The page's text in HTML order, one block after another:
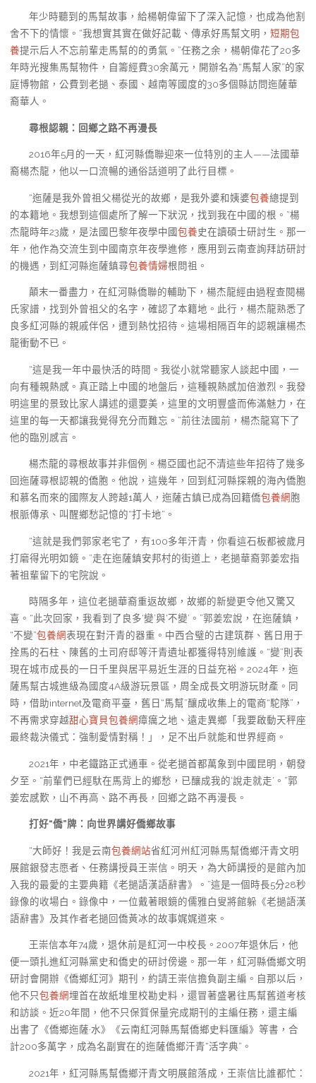
年少時聽到的馬幫故事，給楊朝偉留下了深入記憶，也成為他割
舍不下的情懷。“我想實其實在做好記載、傳承好馬幫文明， 短期包
養提示后人不忘前輩走馬幫的的勇氣。”任務之余，楊朝偉花了20多
年時光搜集馬幫物件，自籌經費30余萬元，開辦名為“馬幫人家”的家
庭博物館，公費到老撾、泰國、越南等國度的30多個縣訪問迤薩華
裔華人。
尋根認親： 回鄉之路不再漫長
2016年5月的一天，紅河縣僑聯迎來一位特別的主人——法國華
裔楊杰龍，他以一口流暢的通俗話道明了此行目標。
“迤薩是我外曾祖父楊從光的故鄉，是我外婆和姨婆包養總提到
的本籍地。我想到這個處所了解一下狀況，找到我在中國的根。”楊
杰龍時年23歲，是法國巴黎年夜學中國包養史在讀碩士研討生。那一
年，他作為交流生到中國南京年夜學進修，應用到云南查詢拜訪研討
的機遇，到紅河縣迤薩鎮尋包養情婦根問祖。
顛末一番盡力，在紅河縣僑聯的輔助下，楊杰龍經由過程查閱楊
氏家譜，找到外曾祖父的名字，確認了本籍地。此行，楊杰龍熟悉了
良多紅河縣的親戚伴侶，遭到熱忱招待。這場相隔百年的認親讓楊杰
龍衝動不已。
“這是我一年中最快活的時間。我從小就常聽家人談起中國，一
向有種親熱感。真正踏上中國的地盤后，這種親熱感加倍激烈。我發
明這里的景致比家人講述的還要美，這里的文明豐盛而佈滿魅力，在
這里的每一天都讓我覺得充分而難忘。”前往法國前，楊杰龍寫下了
他的臨別感言。
楊杰龍的尋根故事并非個例。楊亞國也記不清這些年招待了幾多
回迤薩尋根認親的僑胞。他說，這幾年，回到紅河縣探親的海內僑胞
和慕名而來的國際友人跨越1萬人，迤薩古鎮已成為回籍僑包養網胞
根脈傳承、叫醒鄉愁記憶的“打卡地”。
“這就是我們郭家老宅了，有100多年汗青，你看這石板都被歲月
打磨得光明如鏡。”走在迤薩鎮安邦村的街道上，老撾華裔郭姜宏指
著祖輩留下的宅院說。
時隔多年，這位老撾華裔重返故鄉，故鄉的新變更令他又驚又
喜。“此次回家，我看到了良多‘變’與‘不變’。”郭姜宏說，在迤薩鎮，
“不變”包養網表現在對汗青的器重。中西合璧的古建筑群、舊日用于
拴馬的石柱、陳舊的土司府邸等汗青遺址都獲得特別維護。“變”則表
現在城市成長的一日千里與居平易近生涯的日益充裕。2024年，迤
薩馬幫古城進級為國度4A級游玩景區，周全成長文明游玩財產。同
時，借助internet及電商平臺，舊日“馬幫”釀成收集上的電商“駝隊”，
不再需求穿越甜心寶貝包養網瘴癘之地、遠走異鄉「我要啟動天秤座
最終裁決儀式：強制愛情對稱！」，足不出戶就能和世界經商。
2021年，中老鐵路正式通車。從老撾首都萬象到中國昆明，朝發
夕至。“前輩們已經馱在馬背上的鄉愁，已釀成我的‘說走就走’。”郭
姜宏感歎，山不再高、路不再長，回鄉之路不再漫長。
打好“僑”牌： 向世界講好僑鄉故事
“大師好！我是云南包養網站省紅河州紅河縣馬幫僑鄉汗青文明
展館銀發志愿者、任務講授員王崇信。明天，為大師講授的是館內加
入我的最愛的主要典籍《老撾語漢語辭書》。”這是一個時長5分28秒
錄像的收場白。錄像中，一位戴著眼鏡的儒雅白叟將館躲《老撾語漢
語辭書》及其作者老撾回僑黃冰的故事娓娓道來。
王崇信本年74歲，退休前是紅河一中校長。2007年退休后，他
便一頭扎進紅河縣黨史和僑史的研討傍邊。那一年，紅河縣僑鄉文明
研討會開辦《僑鄉紅河》期刊，約請王崇信擔負副主編。自那以后，
他不只包養網埋首在故紙堆里校勘史料，還冒著盛暑往馬幫舊道考核
和訪談。近20年間，他不只保質保量完成期刊的主編任務，還主編
出書了《僑鄉迤薩·水》《云南紅河縣馬幫僑鄉史料匯編》等書，合
計200多萬字，成為名副實在的迤薩僑鄉汗青“活字典”。
2021年，紅河縣馬幫僑鄉汗青文明展館落成，王崇信比誰都忙：